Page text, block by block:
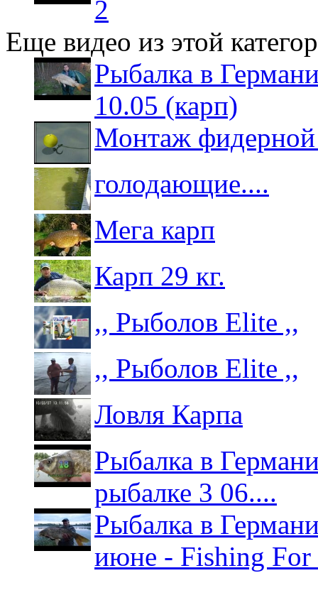
2
Еще видео из этой
Рыбалка в
10.05 (карп)
Монтаж фидерной
голодающие....
Мега карп
Карп 29 кг.
,, Рыболов Elite ,,
,, Рыболов Elite ,,
Ловля Карпа
Рыбалка в
рыбалке 3 06....
Рыбалка в
июне - Fishing For